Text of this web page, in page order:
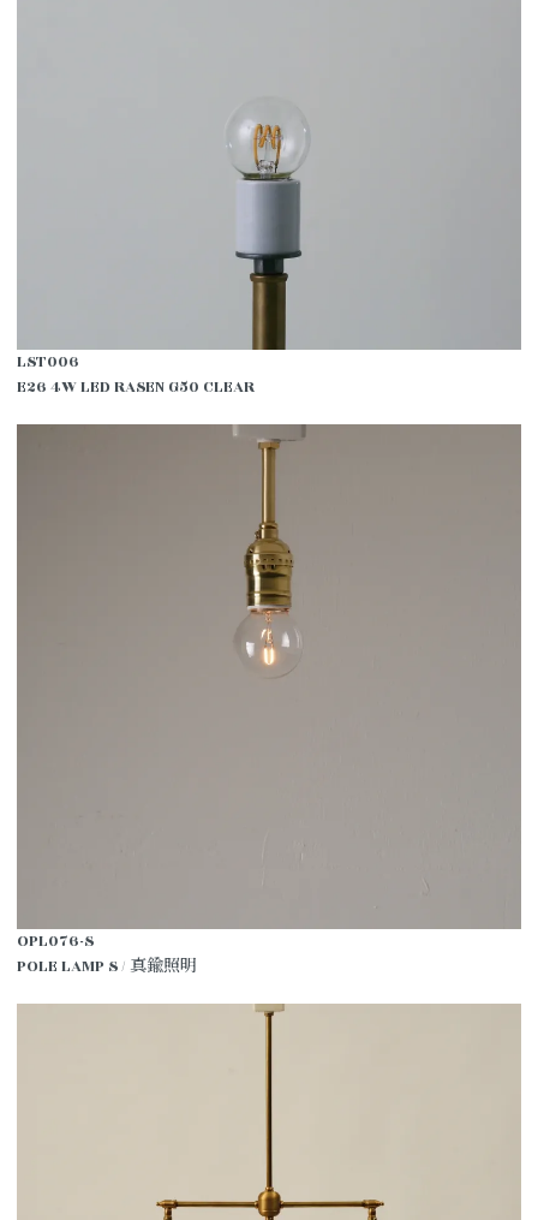
LST006
E26 4W LED RASEN G50 CLEAR
OPL076-S
POLE LAMP S / 真鍮照明